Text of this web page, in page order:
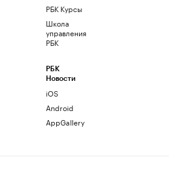
РБК Курсы
Школа
управления
РБК
РБК
Новости
iOS
Android
AppGallery